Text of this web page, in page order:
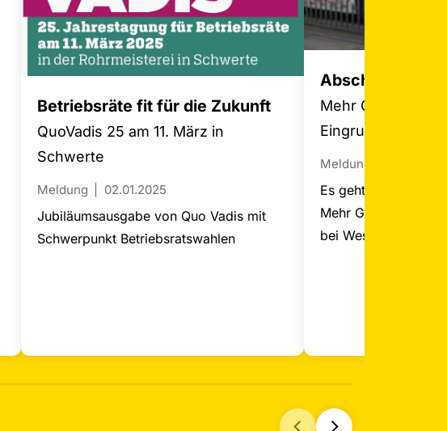
Betriebsräte fit für die Zukunft
QuoVadis 25 am 11. März in
Schwerte
Meldung 02.01.2025
Jubiläumsausgabe von Quo Vadis mit
Schwerpunkt Betriebsratswahlen
Abschluss bei
Mehr Geld und
Eingruppierung
Meldung
Es geht vorwärts in
Mehr Geld und
bei Westfleisch